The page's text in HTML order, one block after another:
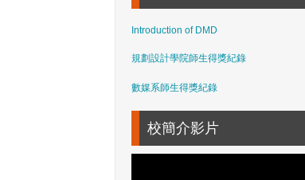
Introduction of DMD
規劃設計學院師生得獎紀錄
數媒系師生得獎紀錄
校簡介影片